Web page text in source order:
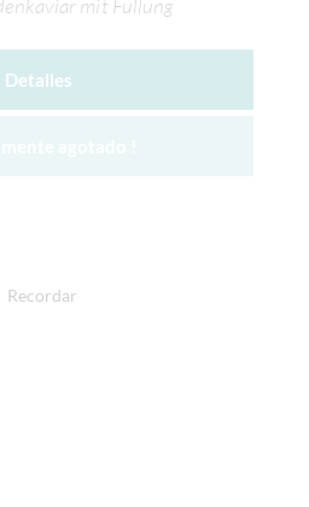
mit Füllung
Detalles
Recordar